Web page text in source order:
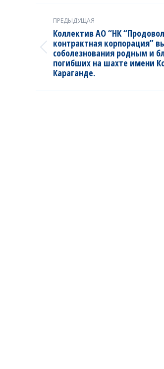
Post
navigation
ПРЕДЫДУЩАЯ
Previous
post:
Коллектив АО “НК
контрактная корпорация”
соболезнования родным и
погибших на шахте имени
Караганде.